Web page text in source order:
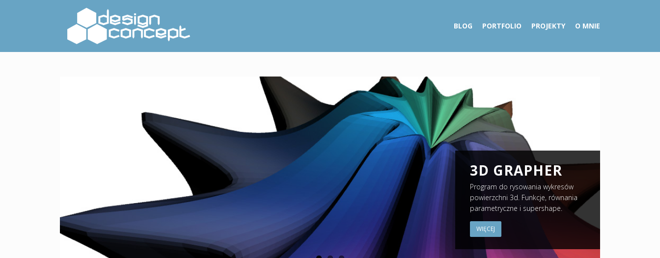
BLOG PORTFOLIO PROJEKTY O MNIE
3D GRAPHER
Program do rysowania wykresów
powierzchni 3d. Funkcje, równania
parametryczne i supershape.
WIĘCEJ